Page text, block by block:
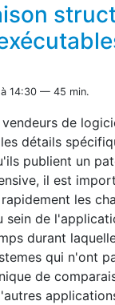
14:30 — 45 min.
de
détails
publient un
il est
les
sein de
durant
qui n'ont
de